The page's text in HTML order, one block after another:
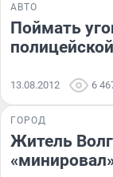
АВТО
Поймать
13.08.2012 6
ГОРОД
Житель